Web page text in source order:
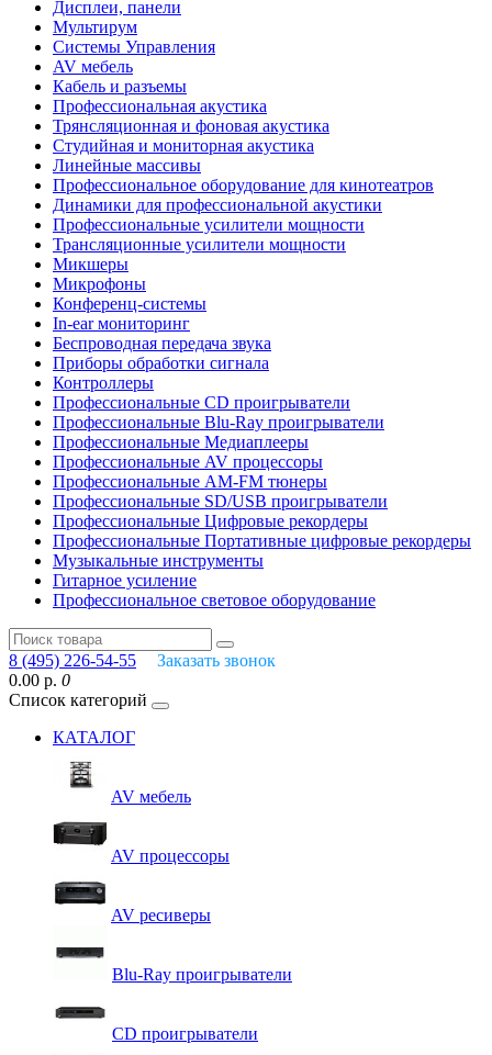
Дисплеи, панели
Мультирум
Системы Управления
AV мебель
Кабель и разъемы
Профессиональная акустика
Трянсляционная и фоновая акустика
Студийная и мониторная акустика
Линейные массивы
Профессиональное оборудование для кинотеатров
Динамики для профессиональной акустики
Профессиональные усилители мощности
Трансляционные усилители мощности
Микшеры
Микрофоны
Конференц-системы
In-ear мониторинг
Беспроводная передача звука
Приборы обработки сигнала
Контроллеры
Профессиональные СD проигрыватели
Профессиональные Blu-Ray проигрыватели
Профессиональные Медиаплееры
Профессиональные AV процессоры
Профессиональные AM-FM тюнеры
Профессиональные SD/USB проигрыватели
Профессиональные Цифровые рекордеры
Профессиональные Портативные цифровые рекордеры
Музыкальные инструменты
Гитарное усиление
Профессиональное световое оборудование
8 (495) 226-54-55
Заказать звонок
0.00 р. 0
Список категорий
КАТАЛОГ
AV мебель
AV процессоры
AV ресиверы
Blu-Ray проигрыватели
CD проигрыватели